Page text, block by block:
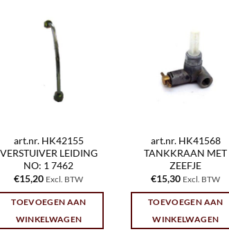
art.nr. HK42155
VERSTUIVER LEIDING
NO: 1 7462
€15,20 Excl. BTW
TOEVOEGEN AAN
WINKELWAGEN
art.nr. HK41568
TANKKRAAN MET
ZEEFJE
€15,30 Excl. BTW
TOEVOEGEN AAN
WINKELWAGEN